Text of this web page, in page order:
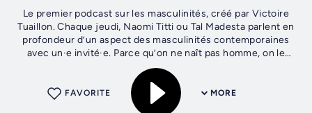
Le premier podcast sur les masculinités, créé par Victoire
Tuaillon. Chaque jeudi, Naomi Titti ou Tal Madesta parlent en
profondeur d’un aspect des masculinités contemporaines
avec un·e invité·e. Parce qu’on ne naît pas homme, on le
devient. Les...
MORE
FAVORITE